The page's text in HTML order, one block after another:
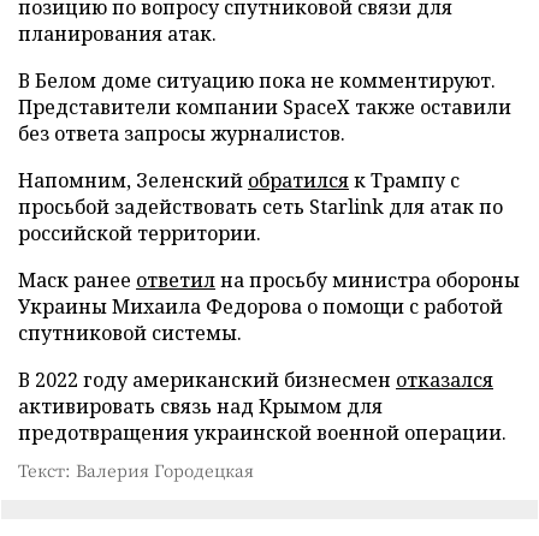
позицию по вопросу спутниковой связи для
планирования атак.
В Белом доме ситуацию пока не комментируют.
Представители компании SpaceX также оставили
без ответа запросы журналистов.
Напомним, Зеленский обратилсяк Трампу с
просьбой задействовать сеть Starlink для атак по
российской территории.
Маск ранее ответилна просьбу министра обороны
Украины Михаила Федорова о помощи с работой
спутниковой системы.
В 2022 году американский бизнесмен отказался
активировать связь над Крымом для
предотвращения украинской военной операции.
Текст: Валерия Городецкая